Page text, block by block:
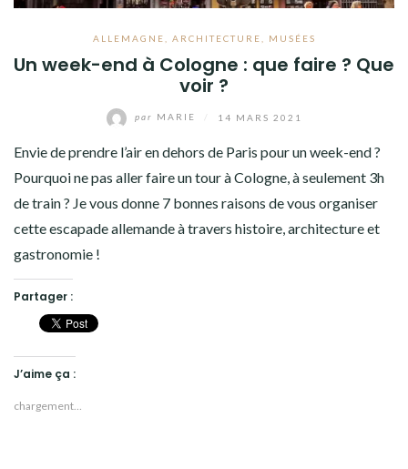
ALLEMAGNE ARCHITECTURE MUSÉES
Un week-end à Cologne : que faire ? Que
voir ?
par MARIE 14 MARS 2021
Envie de prendre l’air en dehors de Paris pour un week-end ?
Pourquoi ne pas aller faire un tour à Cologne, à seulement 3h
de train ? Je vous donne 7 bonnes raisons de vous organiser
cette escapade allemande à travers histoire, architecture et
gastronomie !
Partager :
J’aime ça :
chargement…